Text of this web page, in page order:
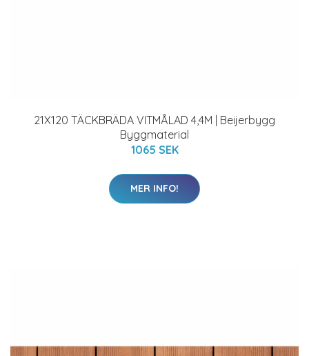
21X120 TÄCKBRÄDA VITMÅLAD 4,4M | Beijerbygg
Byggmaterial
1065 SEK
MER INFO!